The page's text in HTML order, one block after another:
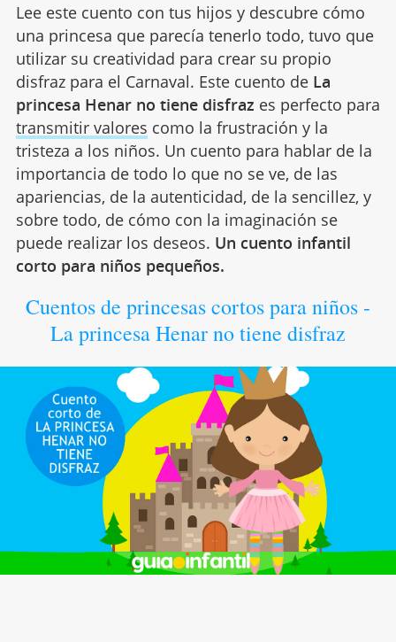
Lee este cuento con tus hijos y descubre cómo
una princesa que parecía tenerlo todo, tuvo que
utilizar su creatividad para crear su propio
disfraz para el Carnaval. Este cuento de La
princesa Henar no tiene disfraz es perfecto para
transmitir valores como la frustración y la
tristeza a los niños. Un cuento para hablar de la
importancia de todo lo que no se ve, de las
apariencias, de la autenticidad, de la sencillez, y
sobre todo, de cómo con la imaginación se
puede realizar los deseos. Un cuento infantil
corto para niños pequeños.
Cuentos de princesas cortos para niños -
La princesa Henar no tiene disfraz